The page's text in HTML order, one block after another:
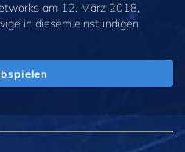
am 12. März 2018,
in diesem einstündigen